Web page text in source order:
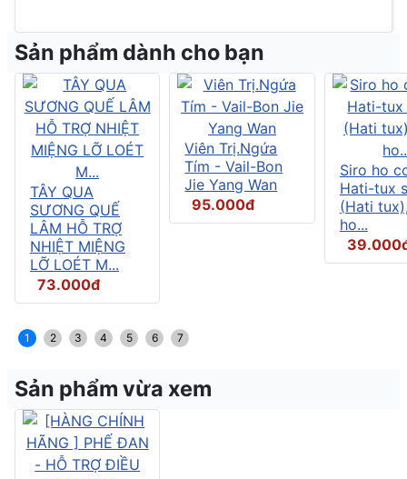
Sản phẩm dành cho bạn
TÂY QUA
SƯƠNG QUẾ
LÂM HỖ TRỢ
NHIỆT MIỆNG
LỠ LOÉT M...
73.000đ
Viên Trị.Ngứa
Tím - Vail-Bon
Jie Yang Wan
95.000đ
Siro ho
Hati-tux
(Hati
ho...
1 2 3 4 5 6 7
Sản phẩm vừa xem